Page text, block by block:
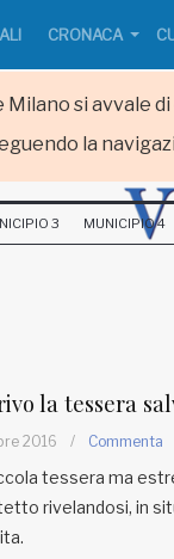
si avvale
la
CRONACA
3 MUNICIPIO 4
la tessera
2016 / Commenta
tessera ma
rivelandosi, in